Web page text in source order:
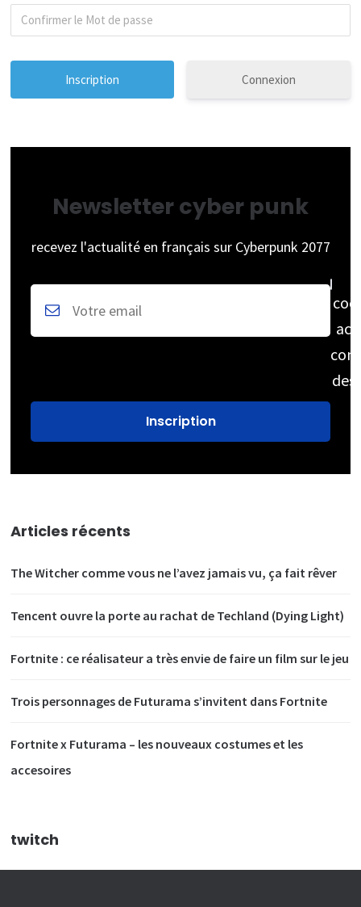
Connexion
Newsletter cyber punk
recevez l'actualité en français sur Cyberpunk 2077
des
Articles récents
The Witcher comme vous ne l’avez jamais vu, ça fait rêver
Tencent ouvre la porte au rachat de Techland (Dying Light)
Fortnite : ce réalisateur a très envie de faire un film sur le jeu
Trois personnages de Futurama s’invitent dans Fortnite
Fortnite x Futurama – les nouveaux costumes et les
accesoires
twitch